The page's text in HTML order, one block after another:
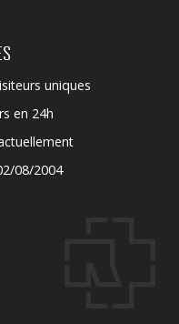
uniques
en 24h
08/2004